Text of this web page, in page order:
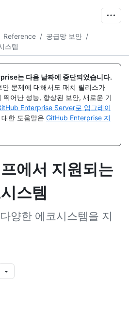
Reference / 공급망 보안 /
스템
는 다음 날짜에 중단되었습니다.
안 문제에 대해서도 패치 릴리스가
뛰어난 성능, 향상된 보안, 새로운 기
Enterprise Server로 업그레이
한 도움말은 GitHub Enterprise 지
에서 지원되는
스템
양한 에코시스템을 지